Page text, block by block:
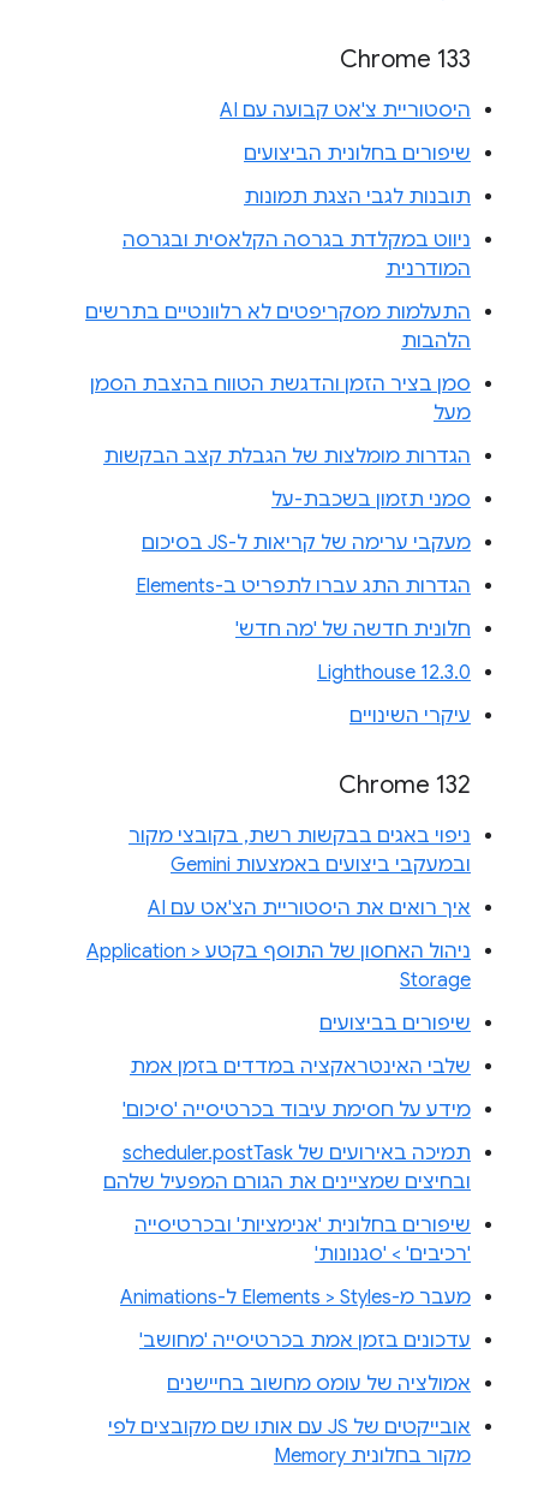
Chrome 133
היסטוריית צ'אט קבועה עם AI
שיפורים בחלונית הביצועים
תובנות לגבי הצגת תמונות
ניווט במקלדת בגרסה הקלאסית ובגרסה
המודרנית
התעלמות מסקריפטים לא רלוונטיים בתרשים
הלהבות
סמן בציר הזמן והדגשת הטווח בהצבת הסמן
מעל
הגדרות מומלצות של הגבלת קצב הבקשות
סמני תזמון בשכבת-על
מעקבי ערימה של קריאות ל-JS בסיכום
הגדרות התג עברו לתפריט ב-Elements
חלונית חדשה של 'מה חדש'
Lighthouse 12.3.0
עיקרי השינויים
Chrome 132
ניפוי באגים בבקשות רשת, בקובצי מקור
ובמעקבי ביצועים באמצעות Gemini
איך רואים את היסטוריית הצ'אט עם AI
ניהול האחסון של התוסף בקטע Application >
Storage
שיפורים בביצועים
שלבי האינטראקציה במדדים בזמן אמת
מידע על חסימת עיבוד בכרטיסייה 'סיכום'
תמיכה באירועים של scheduler.postTask
ובחיצים שמציינים את הגורם המפעיל שלהם
שיפורים בחלונית 'אנימציות' ובכרטיסייה
'רכיבים' > 'סגנונות'
מעבר מ-Elements > Styles ל-Animations
עדכונים בזמן אמת בכרטיסייה 'מחושב'
אמולציה של עומס מחשוב בחיישנים
אובייקטים של JS עם אותו שם מקובצים לפי
מקור בחלונית Memory